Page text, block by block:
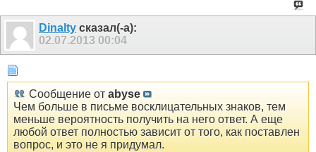
Dinalty сказал(-а):
02.07.2013 00:04
Сообщение от abyse
Чем больше в письме восклицательных знаков, тем
меньше вероятность получить на него ответ. А еще
любой ответ полностью зависит от того, как поставлен
вопрос, и это не я придумал.